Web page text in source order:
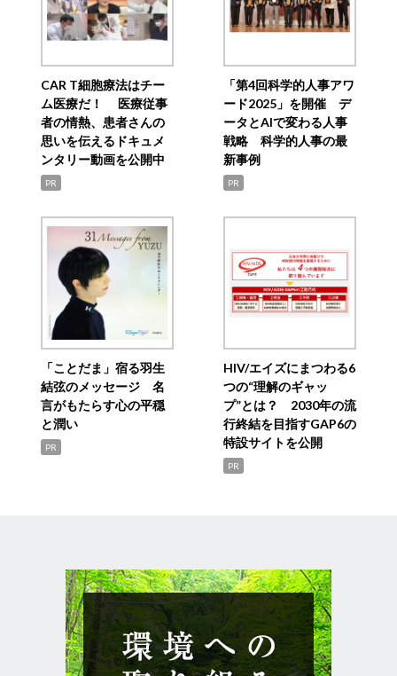
CAR T細胞療法はチー
ム医療だ！ 医療従事
者の情熱、患者さんの
思いを伝えるドキュメ
ンタリー動画を公開中
PR
「第4回科学的人事アワ
ード2025」を開催 デ
ータとAIで変わる人事
戦略 科学的人事の最
新事例
PR
「ことだま」宿る羽生
結弦のメッセージ 名
言がもたらす心の平穏
と潤い
PR
HIV/エイズにまつわる6
つの“理解のギャッ
プ”とは？ 2030年の流
行終結を目指すGAP6の
特設サイトを公開
PR